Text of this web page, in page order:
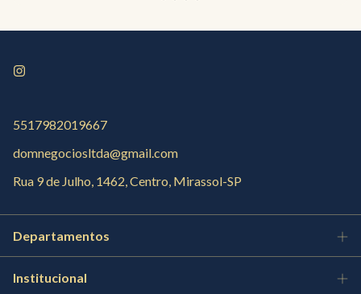
5517982019667
domnegociosltda@gmail.com
Rua 9 de Julho, 1462, Centro, Mirassol-SP
Departamentos
Institucional